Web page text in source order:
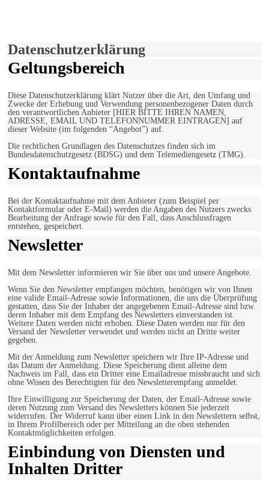
Datenschutzerklärung
Geltungsbereich
Diese Datenschutzerklärung klärt Nutzer über die Art, den Umfang und
Zwecke der Erhebung und Verwendung personenbezogener Daten durch
den verantwortlichen Anbieter [HIER BITTE IHREN NAMEN,
ADRESSE, EMAIL UND TELEFONNUMMER EINTRAGEN] auf
dieser Website (im folgenden “Angebot”) auf.
Die rechtlichen Grundlagen des Datenschutzes finden sich im
Bundesdatenschutzgesetz (BDSG) und dem Telemediengesetz (TMG).
Kontaktaufnahme
Bei der Kontaktaufnahme mit dem Anbieter (zum Beispiel per
Kontaktformular oder E-Mail) werden die Angaben des Nutzers zwecks
Bearbeitung der Anfrage sowie für den Fall, dass Anschlussfragen
entstehen, gespeichert.
Newsletter
Mit dem Newsletter informieren wir Sie über uns und unsere Angebote.
Wenn Sie den Newsletter empfangen möchten, benötigen wir von Ihnen
eine valide Email-Adresse sowie Informationen, die uns die Überprüfung
gestatten, dass Sie der Inhaber der angegebenen Email-Adresse sind bzw.
deren Inhaber mit dem Empfang des Newsletters einverstanden ist.
Weitere Daten werden nicht erhoben. Diese Daten werden nur für den
Versand der Newsletter verwendet und werden nicht an Dritte weiter
gegeben.
Mit der Anmeldung zum Newsletter speichern wir Ihre IP-Adresse und
das Datum der Anmeldung. Diese Speicherung dient alleine dem
Nachweis im Fall, dass ein Dritter eine Emailadresse missbraucht und sich
ohne Wissen des Berechtigten für den Newsletterempfang anmeldet.
Ihre Einwilligung zur Speicherung der Daten, der Email-Adresse sowie
deren Nutzung zum Versand des Newsletters können Sie jederzeit
widerrufen. Der Widerruf kann über einen Link in den Newslettern selbst,
in Ihrem Profilbereich oder per Mitteilung an die oben stehenden
Kontaktmöglichkeiten erfolgen.
Einbindung von Diensten und
Inhalten Dritter